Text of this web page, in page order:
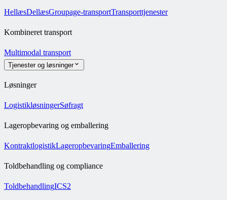
HellæsDellæsGroupage-transportTransporttjenester
Kombineret transport
Multimodal transport
Tjenester og løsninger
Løsninger
LogistikløsningerSøfragt
Lageropbevaring og emballering
KontraktlogistikLageropbevaringEmballering
Toldbehandling og compliance
ToldbehandlingICS2